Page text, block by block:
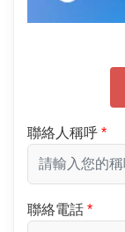
聯絡人稱呼
聯絡電話